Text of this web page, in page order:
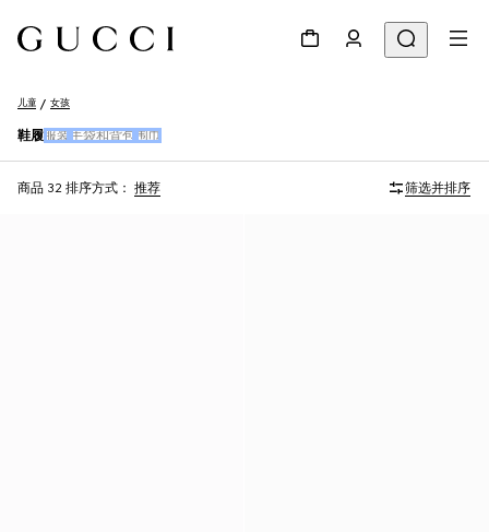
儿童 女孩
鞋履 服装 手袋和背包 围巾
商品 32 排序方式： 推荐 筛选并排序